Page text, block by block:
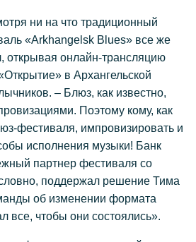
ни на что традиционный
«Arkhangelsk Blues» все же
открывая онлайн-трансляцию
в Архангельской
– Блюз, как известно,
Поэтому кому, как
фестиваля, импровизировать и
исполнения музыки! Банк
партнер фестиваля со
поддержал решение Тима
об изменении формата
все, чтобы они состоялись».